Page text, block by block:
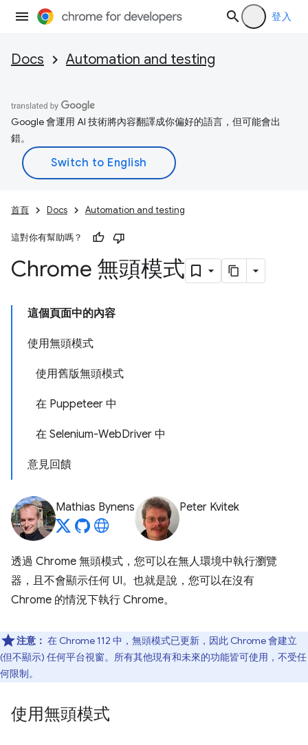
登入
Docs Automation and testing
Google 會運用 AI 技術將內容翻譯成你偏好的語言，但可能會出
錯。
首頁 Docs Automation and testing
這對你有幫助嗎？
Chrome 無頭模式
這個頁面中的內容
使用無頭模式
使用舊版無頭模式
在 Puppeteer 中
在 Selenium-WebDriver 中
意見回饋
Mathias Bynens Peter Kvitek
透過 Chrome 無頭模式，您可以在無人環境中執行瀏覽
器，且不會顯示任何 UI。也就是說，您可以在沒有
Chrome 的情況下執行 Chrome。
注意： 在 Chrome 112 中，無頭模式已更新，因此 Chrome 會建立
(但不顯示) 任何平台視窗。所有其他現有和未來的功能皆可使用，不受任
何限制。
使用無頭模式